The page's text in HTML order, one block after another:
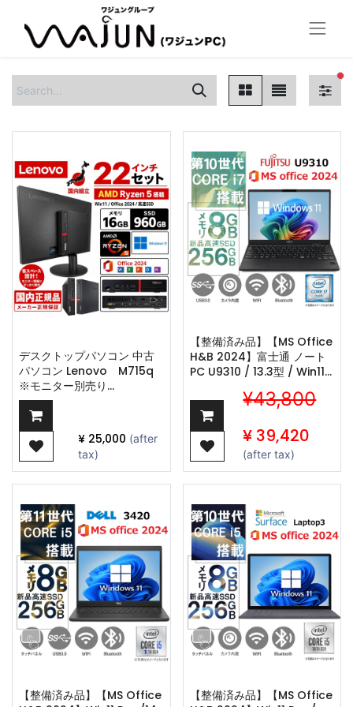
デスクトップパソコン 中古
パソコン Lenovo M715q
※モニター別売り
Microsoft Office 2024
Win11 最大メモリ16GB
SSD960GB AMD Ryzen 5
USB3.0 Wi-Fi
¥ 25,000 (after
tax)
【整備済み品】【MS Office
H&B 2024】富士通 ノート
PC U9310 / 13.3型 / Win11
カメラ/ワジュンの
wifi/Bluetooth/8GB
/256GB SSD
¥43,800
¥ 39,420
(after tax)
【整備済み品】【MS Office
【整備済み品】【MS Office